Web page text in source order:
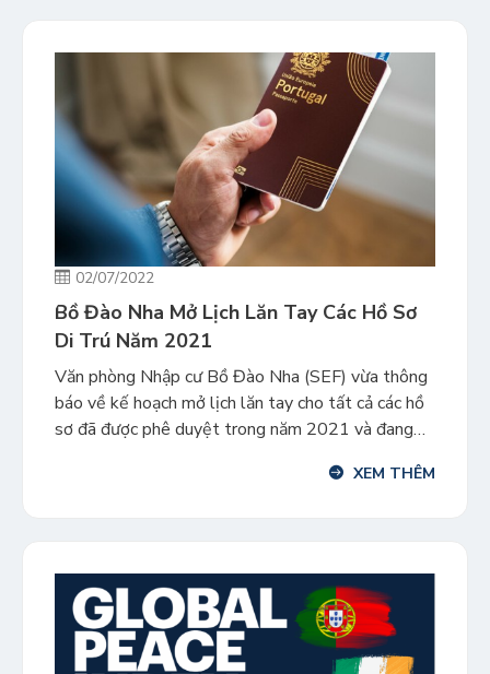
02/07/2022
Bồ Đào Nha Mở Lịch Lăn Tay Các Hồ Sơ
Di Trú Năm 2021
Văn phòng Nhập cư Bồ Đào Nha (SEF) vừa thông
báo về kế hoạch mở lịch lăn tay cho tất cả các hồ
sơ đã được phê duyệt trong năm 2021 và đang
12/2022. Theo đó, các hồ sơ đã được phê duyệt
XEM THÊM